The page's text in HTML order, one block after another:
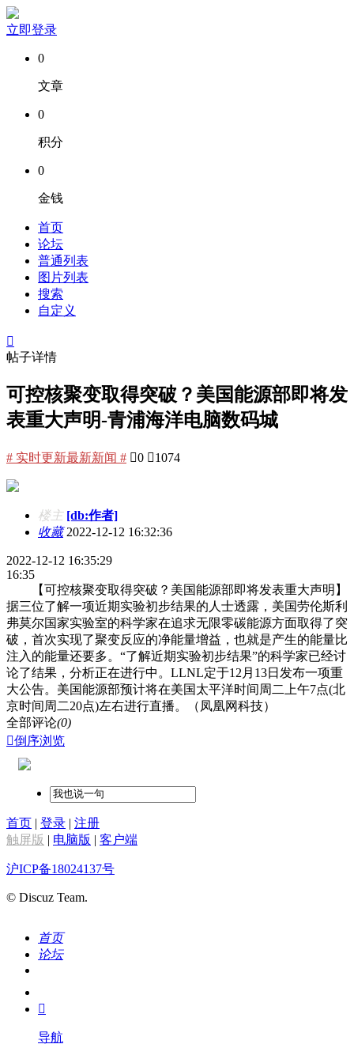
立即登录
0
文章
0
积分
0
金钱
首页
论坛
普通列表
图片列表
搜索
自定义

帖子详情
可控核聚变取得突破？美国能源部即将发
表重大声明-青浦海洋电脑数码城
# 实时更新最新新闻 # 0 1074
楼主 [db:作者]
收藏2022-12-12 16:32:36
2022-12-12 16:35:29
16:35
【可控核聚变取得突破？美国能源部即将发表重大声明】
据三位了解一项近期实验初步结果的人士透露，美国劳伦斯利
弗莫尔国家实验室的科学家在追求无限零碳能源方面取得了突
破，首次实现了聚变反应的净能量增益，也就是产生的能量比
注入的能量还要多。“了解近期实验初步结果”的科学家已经讨
论了结果，分析正在进行中。LLNL定于12月13日发布一项重
大公告。美国能源部预计将在美国太平洋时间周二上午7点(北
京时间周二20点)左右进行直播。（凤凰网科技）
全部评论(0)
倒序浏览
首页 | 登录 | 注册
触屏版 | 电脑版 | 客户端
沪ICP备18024137号
© Discuz Team.
首页
论坛
我的

导航